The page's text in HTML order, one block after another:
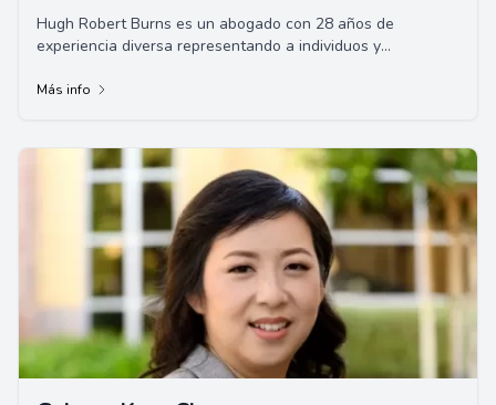
Hugh Robert Burns es un abogado con 28 años de
experiencia diversa representando a individuos y
amplia experiencia en América Latina, posee habilidades
Más info